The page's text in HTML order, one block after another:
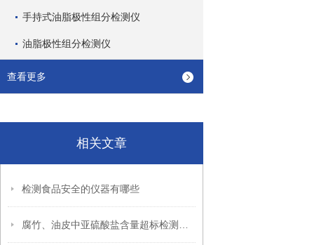
手持式油脂极性组分检测仪
油脂极性组分检测仪
查看更多
相关文章
检测食品安全的仪器有哪些